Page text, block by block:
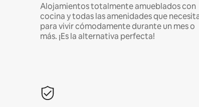
Alojamientos totalmente amueblados con
cocina y todas las amenidades que
para vivir cómodamente durante un mes o
más. ¡Es la alternativa perfecta!